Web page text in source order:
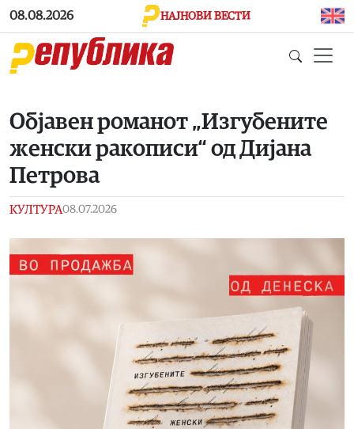
Skip to main content
08.08.2026 НАЈНОВИ ВЕСТИ
Објавен романот „Изгубените
женски ракописи“ од Дијана
Петрова
КУЛТУРА08.07.2026